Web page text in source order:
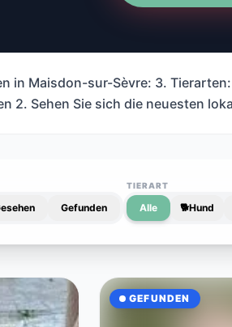
in Maisdon-sur-Sèvre: 3.
2. Sehen Sie sich die neuesten
Gefunden
TIERART
Alle 🐕Hund
GEFUNDEN